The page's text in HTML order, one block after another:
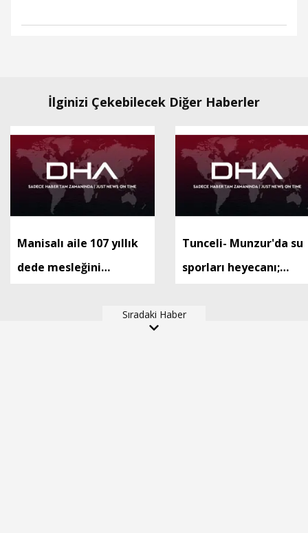
İlginizi Çekebilecek Diğer Haberler
Manisalı aile 107 yıllık
dede mesleğini
Tunceli- Munzur'da su
sporları heyecanı;
ortaya çıktı
Sıradaki Haber